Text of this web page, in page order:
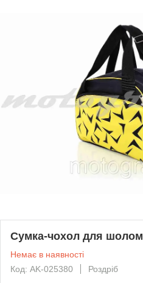
Сумка-чохол для
Немає в наявності
Код: AK-025380
Роздріб